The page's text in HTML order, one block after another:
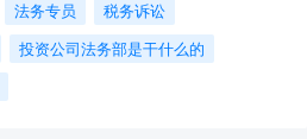
法务专员
税务诉讼
投资公司法务部是干什么的